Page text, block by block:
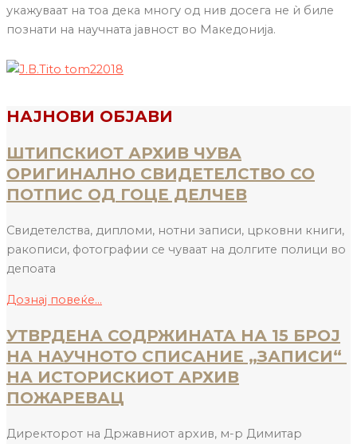
укажуваат на тоа дека многу од нив досега не ѝ биле
познати на научната јавност во Македонија.
НАЈНОВИ ОБЈАВИ
ШТИПСКИОТ АРХИВ ЧУВА
ОРИГИНАЛНО СВИДЕТЕЛСТВО СО
ПОТПИС ОД ГОЦЕ ДЕЛЧЕВ
Свидетелства, дипломи, нотни записи, црковни книги,
ракописи, фотографии се чуваат на долгите полици во
депоата
Дознај повеќе...
УТВРДЕНА СОДРЖИНАТА НА 15 БРОЈ
НА НАУЧНОТО СПИСАНИЕ „ЗАПИСИ“
НА ИСТОРИСКИОТ АРХИВ
ПОЖАРЕВАЦ
Директорот на Државниот архив, м-р Димитар